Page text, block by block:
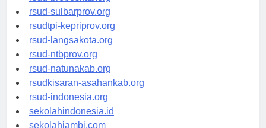
rsud-brebeskab.org
rsud-sulbarprov.org
rsudtpi-kepriprov.org
rsud-langsakota.org
rsud-ntbprov.org
rsud-natunakab.org
rsudkisaran-asahankab.org
rsud-indonesia.org
sekolahindonesia.id